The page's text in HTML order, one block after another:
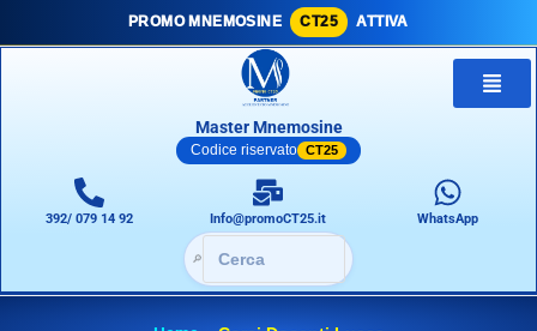
PROMO MNEMOSINE CT25 ATTIVA
Master Mnemosine
Codice riservato CT25
392/ 079 14 92 Info@promoCT25.it WhatsApp
🔎